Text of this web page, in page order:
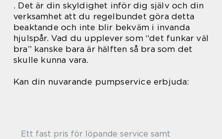
. Det är din skyldighet inför dig själv och din
verksamhet att du regelbundet göra detta
beaktande och inte blir bekväm i invanda
hjulspår. Vad du upplever som “det funkar väl
bra” kanske bara är hälften så bra som det
skulle kunna vara.
Kan din nuvarande pumpservice erbjuda:
Ett fast pris för löpande service samt